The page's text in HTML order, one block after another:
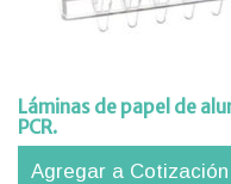
Láminas de papel de
PCR.
Agregar a Cotización